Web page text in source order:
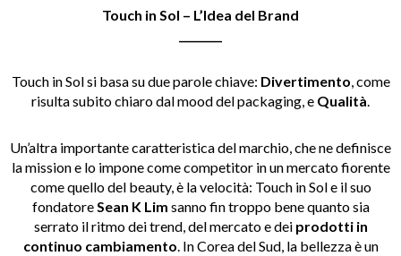
Touch in Sol – L’Idea del Brand
Touch in Sol si basa su due parole chiave: Divertimento, come
risulta subito chiaro dal mood del packaging, e Qualità.
Un’altra importante caratteristica del marchio, che ne definisce
la mission e lo impone come competitor in un mercato fiorente
come quello del beauty, è la velocità: Touch in Sol e il suo
fondatoreSean K Lim sanno fin troppo bene quanto sia
serrato il ritmo dei trend, del mercato e dei prodotti in
continuo cambiamento. In Corea del Sud, la bellezza è un